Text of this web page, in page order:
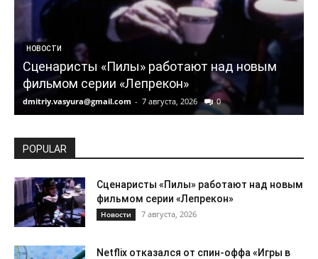
НОВОСТИ
Сценаристы «Пилы» работают над новым
фильмом серии «Лепрекон»
dmitriy.vasyura@gmail.com - 7 августа, 2026 0
POPULAR
Сценаристы «Пилы» работают над новым
фильмом серии «Лепрекон»
Новости 7 августа, 2026
Netflix отказался от спин-оффа «Игры в